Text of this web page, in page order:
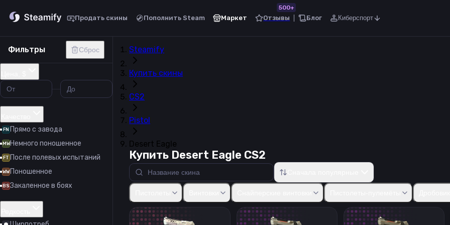
Продать скины Пополнить Steam Маркет Отзывы
500+
Блог Киберспорт
Фильтры Сброс
FN Прямо с завода
MW Немного поношенное
FT После полевых испытаний
WW Поношенное
BS Закаленное в боях
Steamify
Купить скины
CS2
Pistol
Desert Eagle
Купить Desert Eagle CS2
Glock-18USP-SP2000P250Five-SeveNTec-9CZ75-AutoDual BerettasDesert EagleR8